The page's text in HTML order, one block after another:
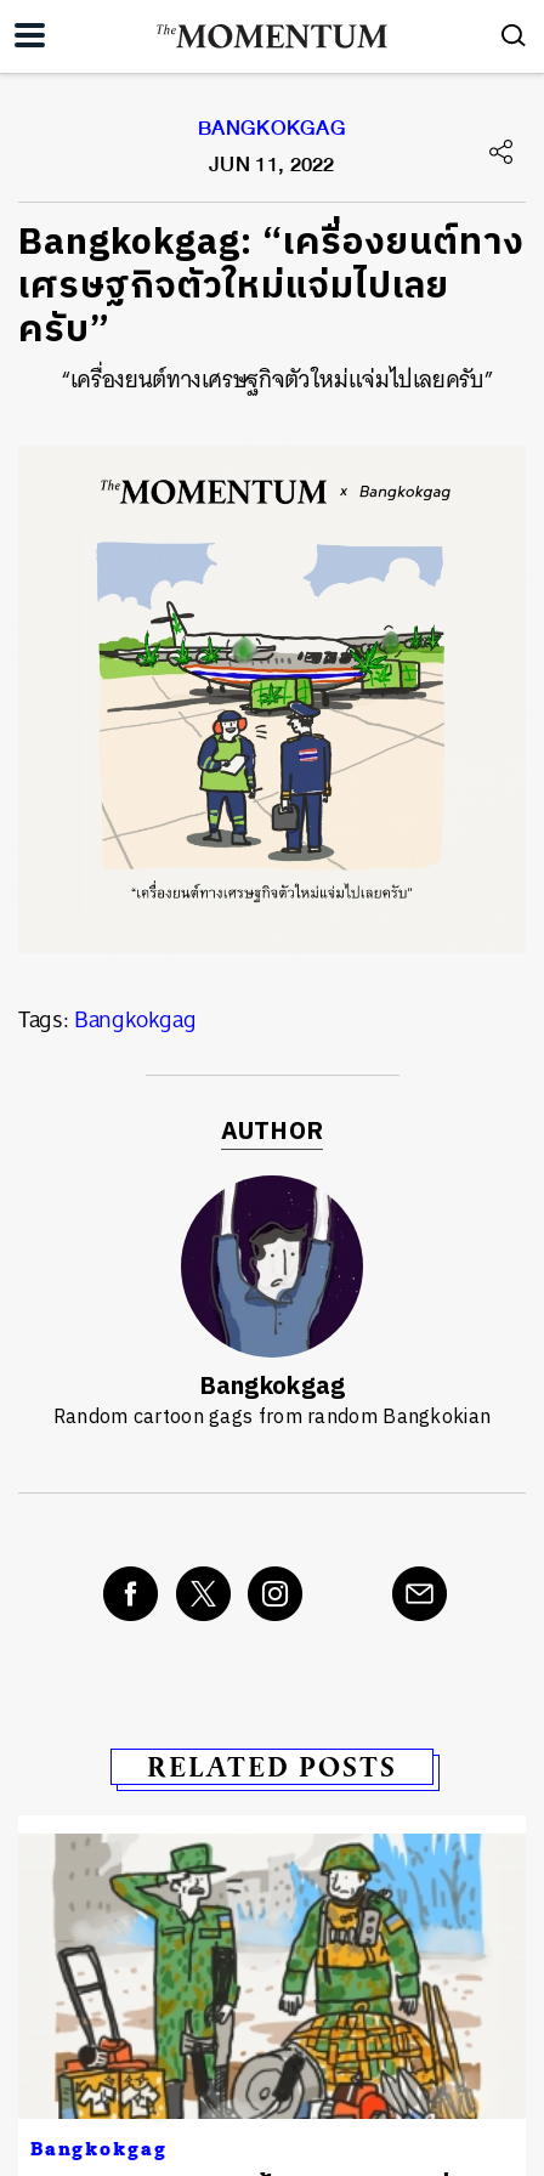
BANGKOKGAG
JUN 11, 2022
Bangkokgag: “เครื่องยนต์ทาง
เศรษฐกิจตัวใหม่แจ่มไปเลย
ครับ”
“เครื่องยนต์ทางเศรษฐกิจตัวใหม่แจ่มไปเลยครับ”
Tags:Bangkokgag
AUTHOR
Bangkokgag
Random cartoon gags from random Bangkokian
RELATED POSTS
Bangkokgag
TWEET LINE